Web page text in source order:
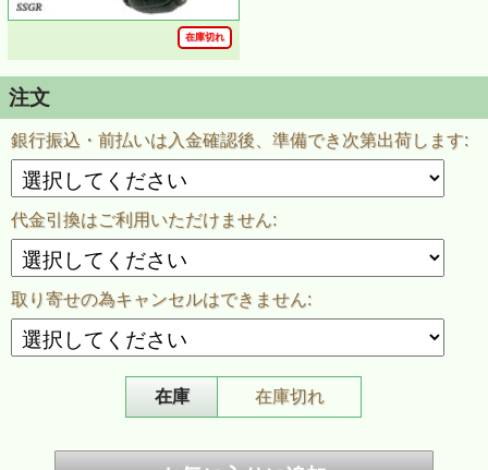
在庫切れ
注文
銀行振込・前払いは入金確認後、準備でき次第出荷します:
代金引換はご利用いただけません:
取り寄せの為キャンセルはできません:
在庫 在庫切れ